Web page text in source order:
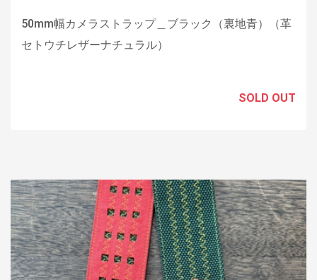
50mm幅カメラストラップ＿ブラック（裏地青）（革
セトウチレザーナチュラル）
SOLD OUT